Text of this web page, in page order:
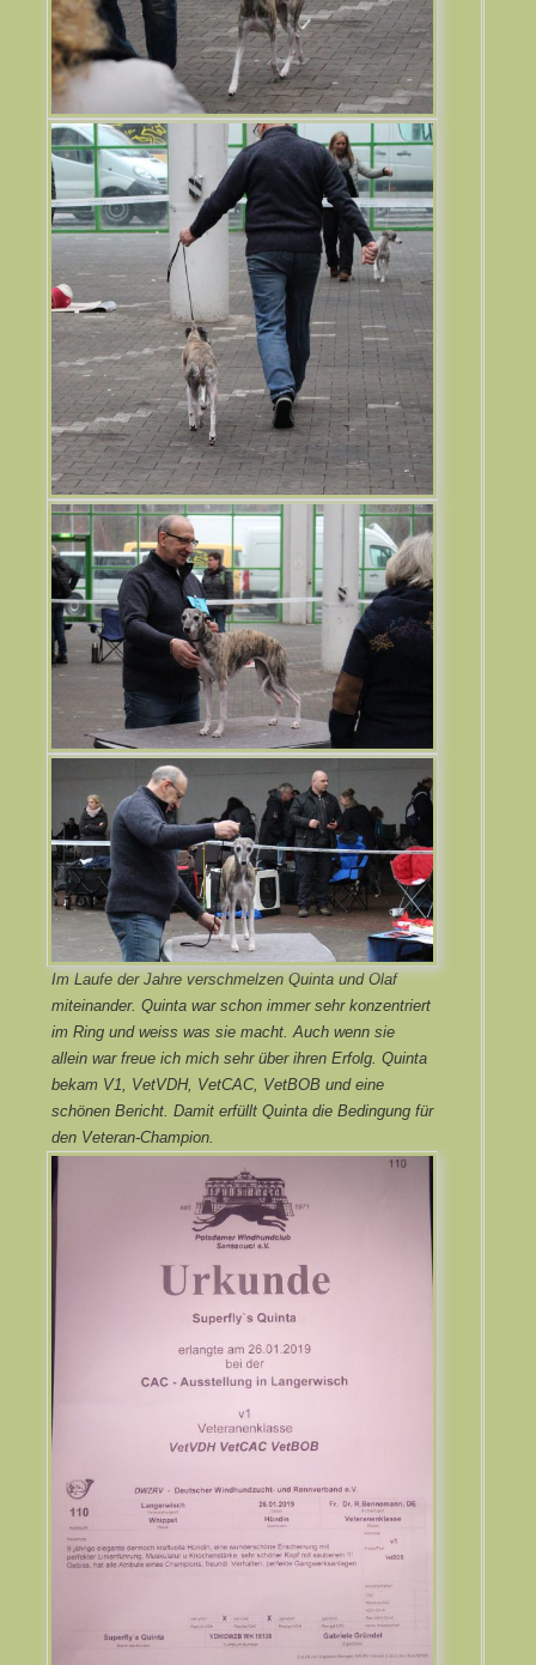
Im Laufe der Jahre verschmelzen Quinta und Olaf
miteinander. Quinta war schon immer sehr konzentriert
im Ring und weiss was sie macht. Auch wenn sie
allein war freue ich mich sehr über ihren Erfolg. Quinta
bekam V1, VetVDH, VetCAC, VetBOB und eine
schönen Bericht. Damit erfüllt Quinta die Bedingung für
den Veteran-Champion.